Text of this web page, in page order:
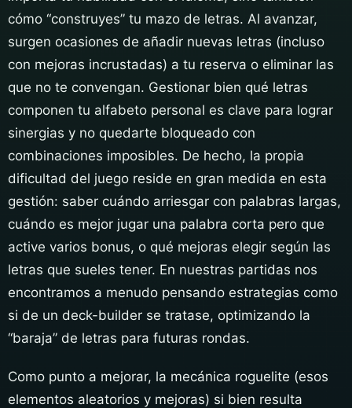
cómo “construyes” tu mazo de letras. Al avanzar,
surgen ocasiones de añadir nuevas letras (incluso
con mejoras incrustadas) a tu reserva o eliminar las
que no te convengan. Gestionar bien qué letras
componen tu alfabeto personal es clave para lograr
sinergias y no quedarte bloqueado con
combinaciones imposibles. De hecho, la propia
dificultad del juego reside en gran medida en esta
gestión: saber cuándo arriesgar con palabras largas,
cuándo es mejor jugar una palabra corta pero que
active varios bonus, o qué mejoras elegir según las
letras que sueles tener. En nuestras partidas nos
encontramos a menudo pensando estrategias como
si de un deck-builder se tratase, optimizando la
“baraja” de letras para futuras rondas.
Como punto a mejorar, la mecánica roguelite (esos
elementos aleatorios y mejoras) si bien resulta